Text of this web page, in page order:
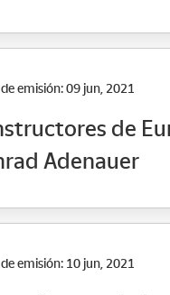
emisión: 09 jun, 2021
de
Adenauer
emisión: 10 jun, 2021